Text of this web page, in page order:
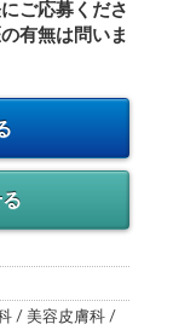
ご応募くださ
有無は問いま
/ 美容皮膚科 /